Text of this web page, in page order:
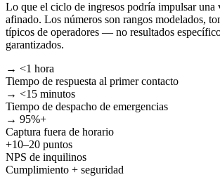
Lo que el ciclo de ingresos podría impulsar una
afinado. Los números son rangos modelados,
típicos de operadores — no resultados
garantizados.
→ <1 hora
Tiempo de respuesta al primer contacto
→ <15 minutos
Tiempo de despacho de emergencias
→ 95%+
Captura fuera de horario
+10–20 puntos
NPS de inquilinos
Cumplimiento + seguridad